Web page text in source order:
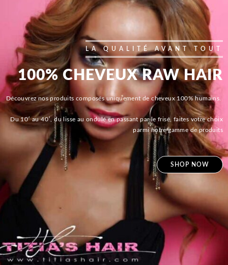
LA QUALITÉ AVANT TOUT
100% CHEVEUX RAW HAIR
Découvrez nos produits composés uniquement de cheveux 100% humains.
Du 10′ au 40′, du lisse au ondulé en passant par le frisé, faites votre choix
parmi notre gamme de produits
SHOP NOW